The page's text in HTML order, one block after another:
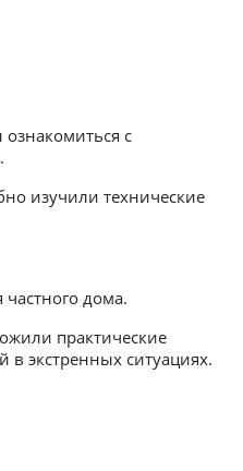
с
изучили технические
дома.
практические
в экстренных ситуациях.